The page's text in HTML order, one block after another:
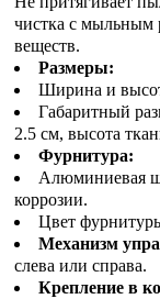
чистка с мыльным
веществ.
Размеры:
Ширина и
Габаритный
2.5 см, высота
Фурнитура:
Алюминиевая
коррозии.
Цвет
Механизм
слева или справа.
Крепление в